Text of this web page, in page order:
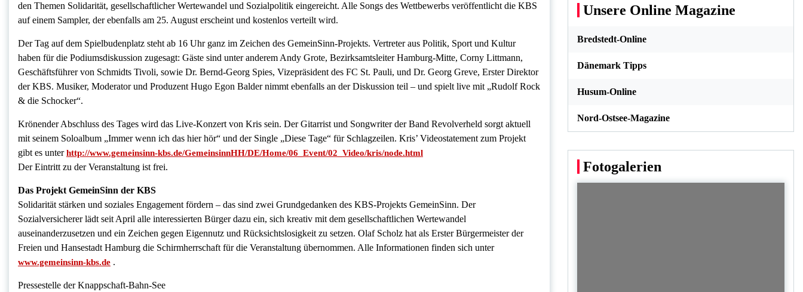
den Themen Solidarität, gesellschaftlicher Wertewandel und Sozialpolitik eingereicht. Alle Songs des Wettbewerbs veröffentlicht die KBS
auf einem Sampler, der ebenfalls am 25. August erscheint und kostenlos verteilt wird.
Der Tag auf dem Spielbudenplatz steht ab 16 Uhr ganz im Zeichen des GemeinSinn-Projekts. Vertreter aus Politik, Sport und Kultur
haben für die Podiumsdiskussion zugesagt: Gäste sind unter anderem Andy Grote, Bezirksamtsleiter Hamburg-Mitte, Corny Littmann,
Geschäftsführer von Schmidts Tivoli, sowie Dr. Bernd-Georg Spies, Vizepräsident des FC St. Pauli, und Dr. Georg Greve, Erster Direktor
der KBS. Musiker, Moderator und Produzent Hugo Egon Balder nimmt ebenfalls an der Diskussion teil – und spielt live mit „Rudolf Rock
& die Schocker“.
Krönender Abschluss des Tages wird das Live-Konzert von Kris sein. Der Gitarrist und Songwriter der Band Revolverheld sorgt aktuell
mit seinem Soloalbum „Immer wenn ich das hier hör“ und der Single „Diese Tage“ für Schlagzeilen. Kris’ Videostatement zum Projekt
gibt es unterhttp://www.gemeinsinn-kbs.de/GemeinsinnHH/DE/Home/06_Event/02_Video/kris/node.html
Der Eintritt zu der Veranstaltung ist frei.
Das Projekt GemeinSinn der KBS
Solidarität stärken und soziales Engagement fördern – das sind zwei Grundgedanken des KBS-Projekts GemeinSinn. Der
Sozialversicherer lädt seit April alle interessierten Bürger dazu ein, sich kreativ mit dem gesellschaftlichen Wertewandel
auseinanderzusetzen und ein Zeichen gegen Eigennutz und Rücksichtslosigkeit zu setzen. Olaf Scholz hat als Erster Bürgermeister der
Freien und Hansestadt Hamburg die Schirmherrschaft für die Veranstaltung übernommen. Alle Informationen finden sich unter
www.gemeinsinn-kbs.de .
Pressestelle der Knappschaft-Bahn-See
Unsere Online Magazine
Bredstedt-Online
Dänemark Tipps
Husum-Online
Nord-Ostsee-Magazine
Fotogalerien